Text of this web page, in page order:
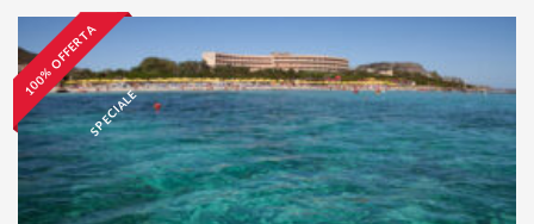
1
0
0
%
O
F
F
E
R
T
A
S
P
E
C
I
A
L
E